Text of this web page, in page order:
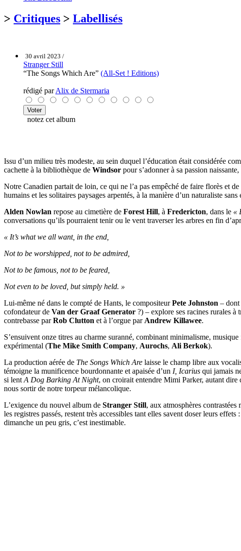
> Critiques > Labellisés
30 avril 2023 /
Stranger Still
“The Songs Which Are” (All-Set ! Editions)
rédigé parAlix de Stermaria
notez cet album
Issu d’un milieu très modeste, au sein duquel l’éducation était considérée
cachette à la bibliothèque de Windsor pour s’adonner à sa passion
Notre Canadien partait de loin, ce qui ne l’a pas empêché de faire florès et
humains et les solitaires paysages arpentés, à la manière d’un naturaliste
Alden Nowlan repose au cimetière de Forest Hill, à Fredericton, dans le «
conversations qu’ils pourraient tenir ou le vent traverser les arbres en fin
« It’s what we all want, in the end,
Not to be worshipped, not to be admired,
Not to be famous, not to be feared,
Not even to be loved, but simply held. »
Lui-même né dans le compté de Hants, le compositeurPete Johnston – dont
cofondateur de Van der Graaf Generator ?) – explore ses racines rurales à
contrebasse parRob Clutton et à l’orgue par Andrew Killawee.
S’ensuivent onze titres au charme suranné, combinant minimalisme,
expérimental (The Mike Smith Company, Aurochs, Ali Berkok).
La production aérée de The Songs Which Are laisse le champ libre aux
témoigne la munificence bourdonnante et apaisée d’un I, Icarius qui jamais
si lent A Dog Barking At Night, on croirait entendre Mimi Parker, autant dire
nous sortir de notre torpeur mélancolique.
L’exigence du nouvel album de Stranger Still, aux atmosphères
les registres passés, restent très accessibles tant elles savent doser leurs
dimanche un peu gris, c’est inestimable.